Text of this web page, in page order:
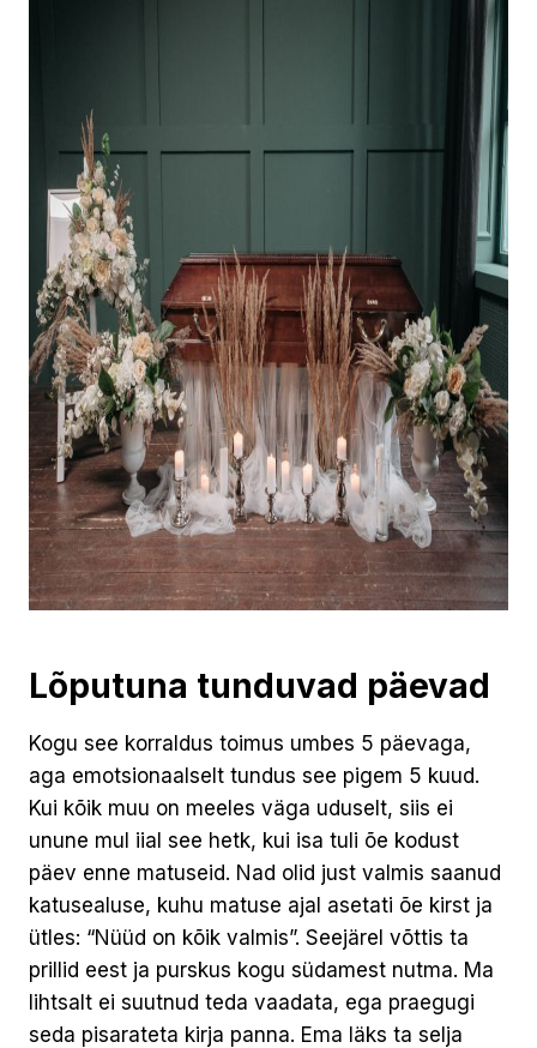
Lõputuna tunduvad päevad
Kogu see korraldus toimus umbes 5 päevaga,
aga emotsionaalselt tundus see pigem 5 kuud.
Kui kõik muu on meeles väga uduselt, siis ei
unune mul iial see hetk, kui isa tuli õe kodust
päev enne matuseid. Nad olid just valmis saanud
katusealuse, kuhu matuse ajal asetati õe kirst ja
ütles: “Nüüd on kõik valmis”. Seejärel võttis ta
prillid eest ja purskus kogu südamest nutma. Ma
lihtsalt ei suutnud teda vaadata, ega praegugi
seda pisarateta kirja panna. Ema läks ta selja